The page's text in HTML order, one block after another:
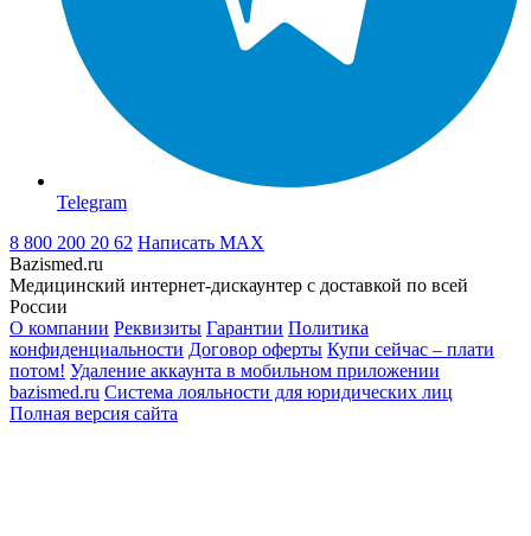
Telegram
8 800 200 20 62 Написать MAX
Bazismed.ru
Медицинский интернет-дискаунтер с доставкой по всей
России
О компании Реквизиты Гарантии Политика
конфиденциальности Договор оферты Купи сейчас – плати
потом! Удаление аккаунта в мобильном приложении
bazismed.ru Система лояльности для юридических лиц
Полная версия сайта